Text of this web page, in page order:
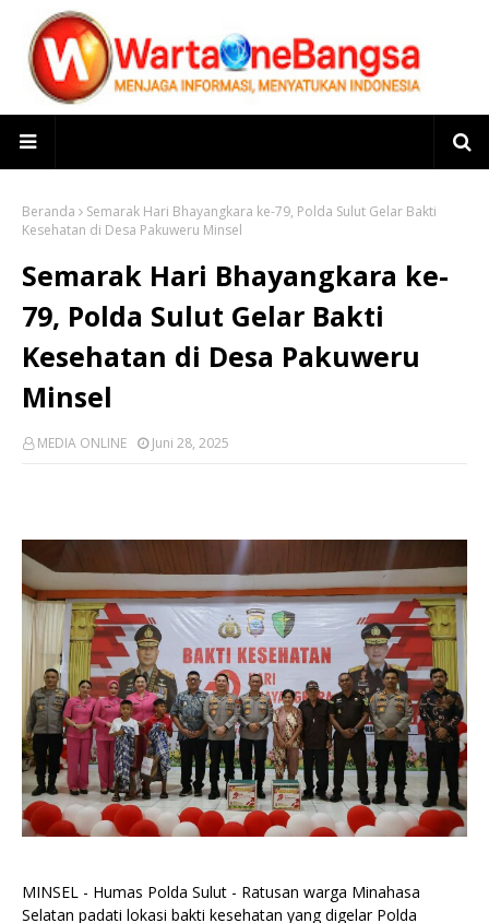
Beranda
Semarak Hari Bhayangkara ke-79, Polda Sulut Gelar Bakti
Kesehatan di Desa Pakuweru Minsel
Semarak Hari Bhayangkara ke-
79, Polda Sulut Gelar Bakti
Kesehatan di Desa Pakuweru
Minsel
MEDIA ONLINE Juni 28, 2025
MINSEL - Humas Polda Sulut - Ratusan warga Minahasa
Selatan padati lokasi bakti kesehatan yang digelar Polda